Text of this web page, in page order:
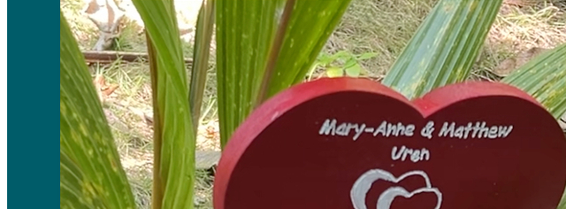
pembagian kelompok, selalu
Apakah angka 13 selalu
Dalam kebudayaan suku
suci. Ceritanya, ada seorang
suatu hari membagi-bagikan
Waktu dia bagi sampai
mengucapkan,
Ketika perbuatannya